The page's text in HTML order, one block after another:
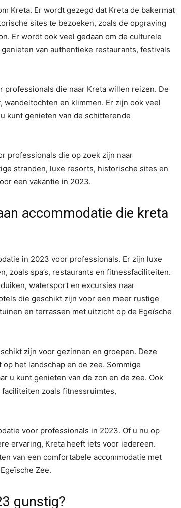
Kreta. Er wordt gezegd dat Kreta de bakermat
sites te bezoeken, zoals de opgraving
Er wordt ook veel gedaan om de culturele
van authentieke restaurants, festivals
die naar Kreta willen reizen. De
en klimmen. Er zijn ook veel
kunt genieten van de schitterende
professionals die op zoek zijn naar
stranden, luxe resorts, historische sites en
een vakantie in 2023.
accommodatie die kreta
in 2023 voor professionals. Er zijn luxe
zoals spa’s, restaurants en fitnessfaciliteiten.
watersport en excursies naar
die geschikt zijn voor een meer rustige
en terrassen met uitzicht op de Egeïsche
zijn voor gezinnen en groepen. Deze
het landschap en de zee. Sommige
u kunt genieten van de zon en de zee. Ook
zoals fitnessruimtes,
voor professionals in 2023. Of u nu op
ervaring, Kreta heeft iets voor iedereen.
van een comfortabele accommodatie met
Zee.
gunstig?